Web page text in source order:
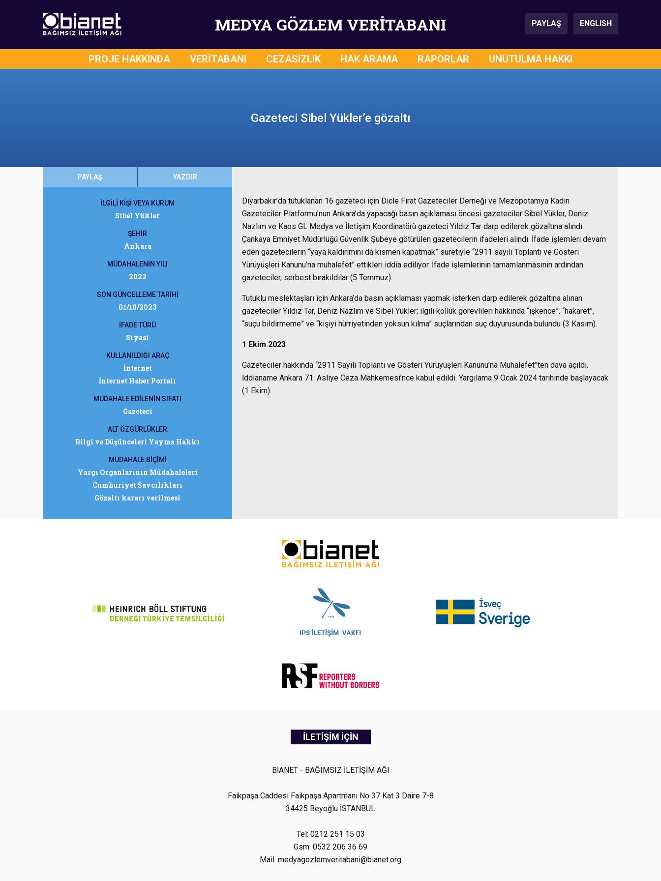
MEDYA GÖZLEM VERİTABANI PAYLAŞ ENGLISH
PROJE HAKKINDA VERİTABANI CEZASIZLIK HAK ARAMA RAPORLAR UNUTULMA HAKKI
Gazeteci Sibel Yükler’e gözaltı
PAYLAŞ YAZDIR
İLGİLİ KİŞİ VEYA KURUM
Sibel Yükler
ŞEHİR
Ankara
MÜDAHALENİN YILI
2022
SON GÜNCELLEME TARİHİ
01/10/2023
İFADE TÜRÜ
Siyasi
KULLANILDIĞI ARAÇ
İnternet
İnternet Haber Portalı
MÜDAHALE EDİLENİN SIFATI
Gazeteci
ALT ÖZGÜRLÜKLER
Bilgi ve Düşünceleri Yayma Hakkı
MÜDAHALE BİÇİMİ
Yargı Organlarının Müdahaleleri
Cumhuriyet Savcılıkları
Gözaltı kararı verilmesi
Diyarbakır’da tutuklanan 16 gazeteci için Dicle Fırat Gazeteciler Derneği ve Mezopotamya Kadın
Gazeteciler Platformu’nun Ankara’da yapacağı basın açıklaması öncesi gazeteciler Sibel Yükler, Deniz
Nazlım ve Kaos GL Medya ve İletişim Koordinatörü gazeteci Yıldız Tar darp edilerek gözaltına alındı.
Çankaya Emniyet Müdürlüğü Güvenlik Şubeye götürülen gazetecilerin ifadeleri alındı. İfade işlemleri devam
eden gazetecilerin “yaya kaldırımını da kısmen kapatmak” suretiyle “2911 sayılı Toplantı ve Gösteri
Yürüyüşleri Kanunu’na muhalefet” ettikleri iddia ediliyor. İfade işlemlerinin tamamlanmasının ardından
gazeteciler, serbest bırakıldılar (5 Temmuz).
Tutuklu meslektaşları için Ankara’da basın açıklaması yapmak isterken darp edilerek gözaltına alınan
gazeteciler Yıldız Tar, Deniz Nazlım ve Sibel Yükler; ilgili kolluk görevlileri hakkında “işkence”, “hakaret”,
“suçu bildirmeme” ve “kişiyi hürriyetinden yoksun kılma” suçlarından suç duyurusunda bulundu (3 Kasım).
1 Ekim 2023
Gazeteciler hakkında “2911 Sayılı Toplantı ve Gösteri Yürüyüşleri Kanunu’na Muhalefet”ten dava açıldı.
İddianame Ankara 71. Asliye Ceza Mahkemesi’nce kabul edildi. Yargılama 9 Ocak 2024 tarihinde başlayacak
(1 Ekim).
İLETİŞİM İÇİN
BİANET - BAĞIMSIZ İLETİŞİM AĞI
Faikpaşa Caddesi Faikpaşa Apartmanı No 37 Kat 3 Daire 7-8
34425 Beyoğlu İSTANBUL
Tel: 0212 251 15 03
Gsm: 0532 206 36 69
Mail: medyagozlemveritabani@bianet.org